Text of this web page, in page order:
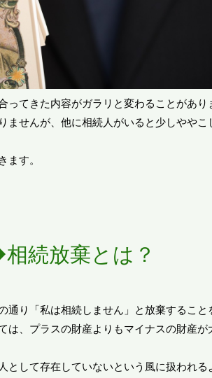
てきた内容がガラリと変わることがあり
ませんが、他に相続人がいると少しややこ
す。
続放棄とは？
り「私は相続しません」と放棄すること
は、プラスの財産よりもマイナスの財産が
して存在していないという風に扱われる